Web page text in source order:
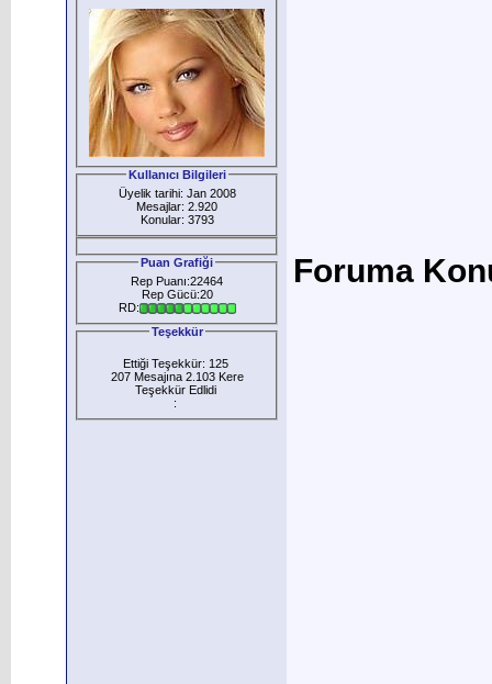
Kullanıcı Bilgileri
Üyelik tarihi: Jan 2008
Mesajlar: 2.920
Konular: 3793
Puan Grafiği
Rep Puanı:22464
Rep Gücü:20
RD:
Teşekkür
Ettiği Teşekkür: 125
207 Mesajına 2.103 Kere
Teşekkür Edlidi
:
Foruma